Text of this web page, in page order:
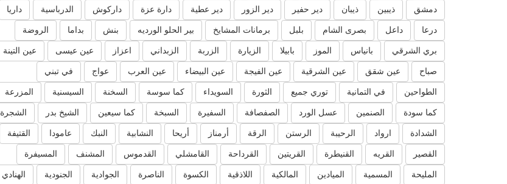
دمشق ذيبين ذيبان دير حفير دير الزور دير عطية دارة عزة داركوش الدرباسية داريا
درعا داعل بصرى الشام بلبل برمانات المشايخ بير الحلو الورديه بنش بداما الروضة
بري الشرقي بانياس الموز بابيلا الزيارة الزربة الزبداني اعزاز عين عيسى عين التينة
صباح عين شقق عين الشرقية عين الفيجة عين البيضاء عين العرب عواج في تبني
الطواحين في التمانية توري جميع الثورة السويداء كما سوسة السخنة السيسنية المزرعة
كما سودة الصنمين عسل الورد الصفصافة السفيرة السبخة كما سيعين الشيخ بدر الشجرة
الشدادة ارواد الرحيبة الرستن الرقة أرمناز أريحا النشابية النبك عامودا القتيفة
القصير القريه القنيطرة القريتين القرداحة القامشلي القدموس المشنف المسيفرة
المليحة المسمية الميادين المالكية اللاذقية الكسوة الناصرة الجوادية الجنودية الهنادي